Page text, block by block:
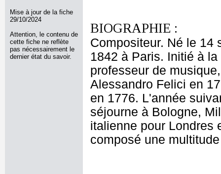
Mise à jour de la fiche
29/10/2024
Attention, le contenu de
cette fiche ne reflète
pas nécessairement le
dernier état du savoir.
BIOGRAPHIE :
Compositeur. Né le 14
1842 à Paris. Initié à
professeur de
Alessandro Felici en
en 1776. L'année
séjourne à Bologne,
italienne pour Londres
composé une